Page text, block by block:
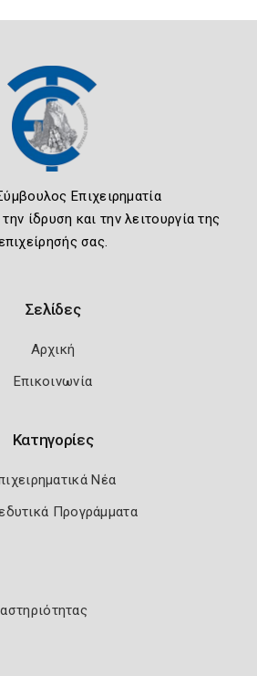
Επιχειρηματία
ίδρυση και την λειτουργία της
σας.
Σελίδες
Αρχική
Επικοινωνία
Κατηγορίες
Νέα
Προγράμματα